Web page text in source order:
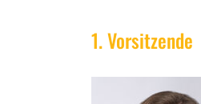
1. Vorsitzende